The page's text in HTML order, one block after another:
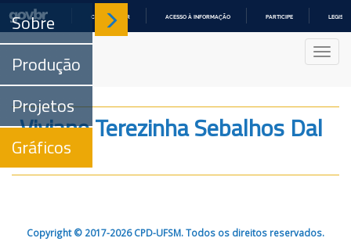
COMUNICA BR ACESSO À INFORMAÇÃO PARTICIPE
Sobre
Produção
Projetos
Gráficos
Viviane Terezinha Sebalhos Dal
Molin
Copyright © 2017-2026 CPD-UFSM. Todos os direitos reservados.